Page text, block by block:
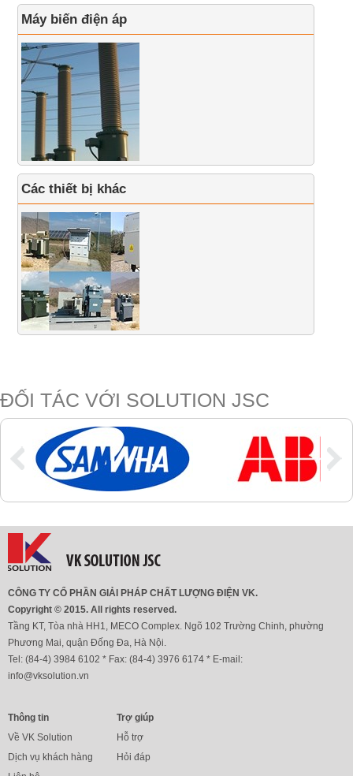
Máy biến điện áp
Các thiết bị khác
ĐỐI TÁC VỚI SOLUTION JSC
CÔNG TY CỔ PHẦN GIẢI PHÁP CHẤT LƯỢNG ĐIỆN VK.
Copyright © 2015. All rights reserved.
Tầng KT, Tòa nhà HH1, MECO Complex. Ngõ 102 Trường Chinh, phường
Phương Mai, quận Đống Đa, Hà Nội.
Tel: (84-4) 3984 6102 * Fax: (84-4) 3976 6174 * E-mail:
info@vksolution.vn
Thông tin
Về VK Solution
Dịch vụ khách hàng
Trợ giúp
Hỗ trợ
Hỏi đáp